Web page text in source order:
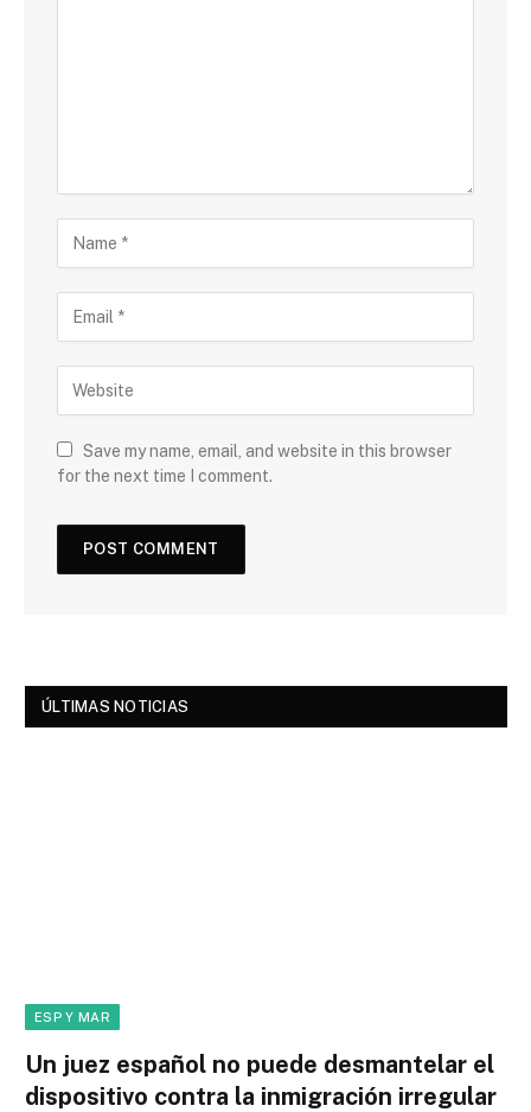
Save my name, email, and website in this browser
for the next time I comment.
ÚLTIMAS NOTICIAS
ESP Y MAR
Un juez español no puede desmantelar el
dispositivo contra la inmigración irregular